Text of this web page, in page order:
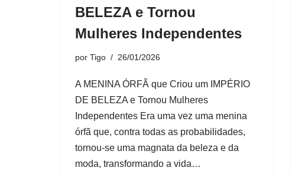
BELEZA e Tornou
Mulheres Independentes
por Tigo 26/01/2026
A MENINA ÓRFÃ que Criou um IMPÉRIO
DE BELEZA e Tornou Mulheres
Independentes Era uma vez uma menina
órfã que, contra todas as probabilidades,
tornou-se uma magnata da beleza e da
moda, transformando a vida…